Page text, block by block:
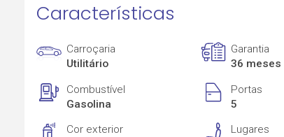
Características
Carroçaria
Utilitário
Garantia
36 meses
Combustível
Gasolina
Portas
5
Cor exterior
Lugares